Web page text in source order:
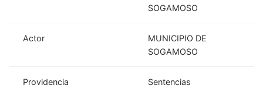
SOGAMOSO
Actor
MUNICIPIO DE
SOGAMOSO
Providencia Sentencias